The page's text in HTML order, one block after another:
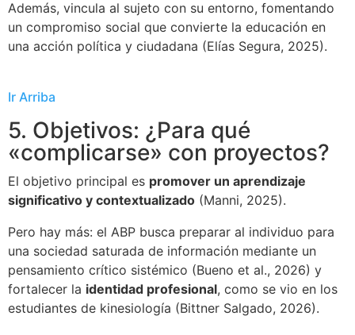
Además, vincula al sujeto con su entorno, fomentando
un compromiso social que convierte la educación en
una acción política y ciudadana (Elías Segura, 2025).
Ir Arriba
5. Objetivos: ¿Para qué
«complicarse» con proyectos?
El objetivo principal es promover un aprendizaje
significativo y contextualizado (Manni, 2025).
Pero hay más: el ABP busca preparar al individuo para
una sociedad saturada de información mediante un
pensamiento crítico sistémico (Bueno et al., 2026) y
fortalecer la identidad profesional, como se vio en los
estudiantes de kinesiología (Bittner Salgado, 2026).